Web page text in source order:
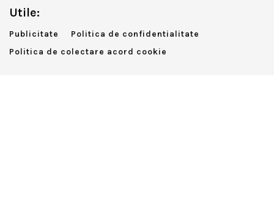
Utile:
Publicitate
Politica de confidentialitate
Politica de colectare acord cookie